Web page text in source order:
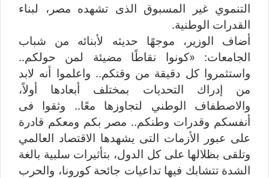
التنموي غير المسبوق الذى تشهده مصر، لبناء
القدرات الوطنية.
أضاف الوزير، موجهًا حديثه لأبنائه من شباب
الجامعات: «كونوا نقاطًا مضيئة لمن حولكم..
واستثمروا كل دقيقة من وقتكم.. واعلموا أنه لابد
من إدراك التحديات بمختلف أبعادها أولاً،
والاصطفاف الوطني لتجاوزها معًا.. وثقوا فى
أنفسكم وقدرات وطنكم.. مصر بكم ومعكم قادرة
على عبور الأزمات التى يشهدها الاقتصاد العالمي
وتلقى بظلالها على كل الدول، بتأثيرات سلبية بالغة
الشدة تتشابك فيها تداعيات جائحة كورونا، والحرب